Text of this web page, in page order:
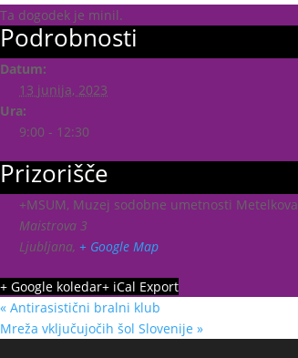
Ta dogodek je minil.
Podrobnosti
Datum:
13 junija, 2023
Ura:
9:00 - 12:30
Prizorišče
+MSUM, Muzej sodobne umetnosti Metelkova
Maistrova 3
Ljubljana, + Google Map
+ Google koledar+ iCal Export
« Antirasistični bralni klub
Mreža vključujočih šol Slovenije »